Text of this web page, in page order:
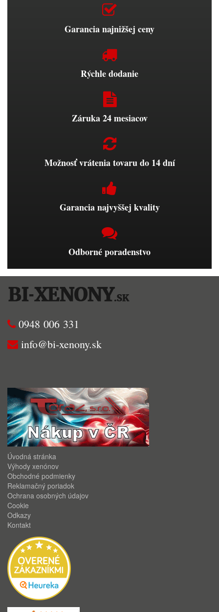
Garancia najnižšej ceny
Rýchle dodanie
Záruka 24 mesiacov
Možnosť vrátenia tovaru do 14 dní
Garancia najvyššej kvality
Odborné poradenstvo
0948 006 331
info@bi-xenony.sk
Úvodná stránka
Výhody xenónov
Obchodné podmienky
Reklamačný poriadok
Ochrana osobných údajov
Cookie
Odkazy
Kontakt